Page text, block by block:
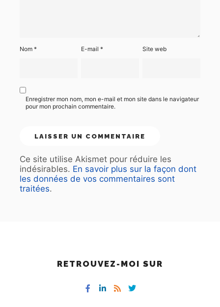
Nom * E-mail* Site web
Enregistrer mon nom, mon e-mail et mon site dans le navigateur
pour mon prochain commentaire.
Ce site utilise Akismet pour réduire les
indésirables. En savoir plus sur la façon dont
les données de vos commentaires sont
traitées.
RETROUVEZ-MOI SUR